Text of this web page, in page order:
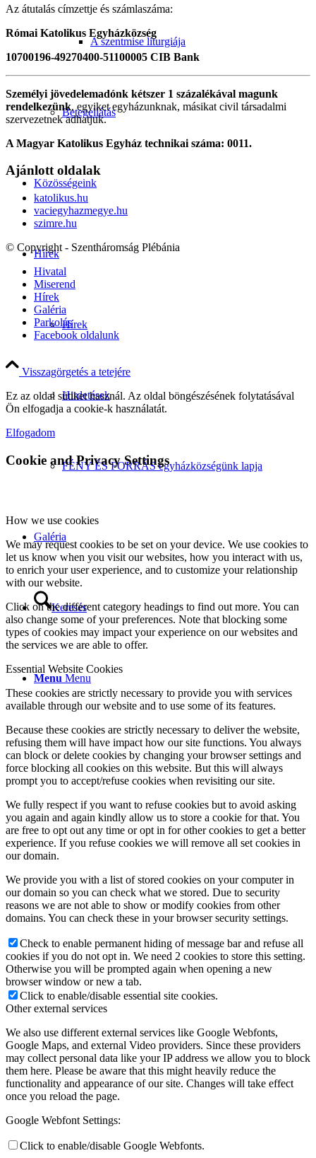
A szentmise liturgiája
Betegellátás
Közösségeink
Hírek
Hírek
Hirdetések
FÉNY ÉS FORRÁS egyházközségünk lapja
Galéria
Keresés
Menu Menu
Az átutalás címzettje és számlaszáma:
Római Katolikus Egyházközség
10700196-49270400-51100005 CIB Bank
Személyi jövedelemadónk kétszer 1 százalékával magunk
rendelkezünk, egyiket egyházunknak, másikat civil társadalmi
szervezetnek adhatjuk.
A Magyar Katolikus Egyház technikai száma: 0011.
Ajánlott oldalak
katolikus.hu
vaciegyhazmegye.hu
szimre.hu
© Copyright - Szentháromság Plébánia
Hivatal
Miserend
Hírek
Galéria
Parkolás
Facebook oldalunk
Visszagörgetés a tetejére
Ez az oldal sütiket használ. Az oldal böngészésének folytatásával
Ön elfogadja a cookie-k használatát.
Elfogadom
Cookie and Privacy Settings
How we use cookies
We may request cookies to be set on your device. We use cookies to
let us know when you visit our websites, how you interact with us,
to enrich your user experience, and to customize your relationship
with our website.
Click on the different category headings to find out more. You can
also change some of your preferences. Note that blocking some
types of cookies may impact your experience on our websites and
the services we are able to offer.
Essential Website Cookies
These cookies are strictly necessary to provide you with services
available through our website and to use some of its features.
Because these cookies are strictly necessary to deliver the website,
refusing them will have impact how our site functions. You always
can block or delete cookies by changing your browser settings and
force blocking all cookies on this website. But this will always
prompt you to accept/refuse cookies when revisiting our site.
We fully respect if you want to refuse cookies but to avoid asking
you again and again kindly allow us to store a cookie for that. You
are free to opt out any time or opt in for other cookies to get a better
experience. If you refuse cookies we will remove all set cookies in
our domain.
We provide you with a list of stored cookies on your computer in
our domain so you can check what we stored. Due to security
reasons we are not able to show or modify cookies from other
domains. You can check these in your browser security settings.
Check to enable permanent hiding of message bar and refuse all
cookies if you do not opt in. We need 2 cookies to store this setting.
Otherwise you will be prompted again when opening a new
browser window or new a tab.
Click to enable/disable essential site cookies.
Other external services
We also use different external services like Google Webfonts,
Google Maps, and external Video providers. Since these providers
may collect personal data like your IP address we allow you to block
them here. Please be aware that this might heavily reduce the
functionality and appearance of our site. Changes will take effect
once you reload the page.
Google Webfont Settings:
Click to enable/disable Google Webfonts.